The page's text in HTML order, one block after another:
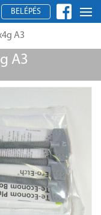
BELÉPÉS
A3
A3